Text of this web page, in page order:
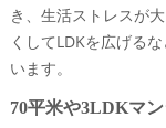
き、生活ストレスが
くしてLDKを広げる
います。
70平米や3LDKマ